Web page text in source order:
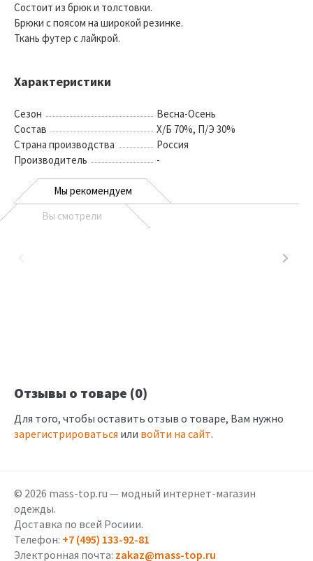
Состоит из брюк и толстовки.
Брюки с поясом на широкой резинке.
Ткань футер с лайкрой.
Характеристики
Сезон
Весна-Осень
Состав
Х/Б 70%, П/Э 30%
Страна производства
Россия
Производитель
-
Мы рекомендуем
Вы смотрели
Отзывы о товаре (0)
Для того, чтобы оставить отзыв о товаре, Вам нужно
зарегистрироваться или войти на сайт.
© 2026 mass-top.ru — модный интернет-магазин
одежды.
Доставка по всей Росиии.
Телефон: +7 (495) 133-92-81
Электронная почта: zakaz@mass-top.ru